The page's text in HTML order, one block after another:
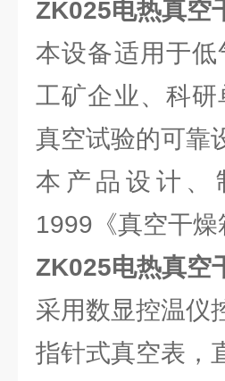
ZK025电热真空
本设备适用于
工矿企业、科
真空试验的可靠
本产品设计、
1999《真空干燥
ZK025电热真空
采用数显控温仪
指针式真空表，